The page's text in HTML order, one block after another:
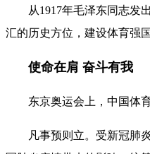
从1917年毛泽东同志发出
汇的历史方位，建设体育强
使命在肩 奋斗有我
东京奥运会上，中国体育
凡事预则立。受新冠肺炎